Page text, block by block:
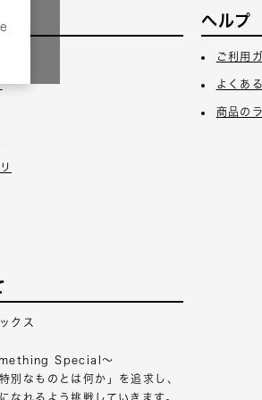
ヘルプ
ご利用
よくあ
商品の
クス
Special～
別なものとは何か」を追求し、
なれるよう挑戦していきます。